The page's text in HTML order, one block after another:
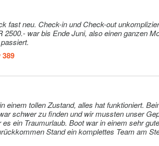
Extra
Extra
1850–1850€
Buchung)
Extra
150€ (pro
fast neu. Check-in und Check-out
tollen Zustand, alles hat funktioniert. Beim Start
schwer zu finden und wir mussten unser
ein Traumurlaub. Boot war in einem sehr
Stand ein komplettes Team am
völlig problemlos. Wir sind sehr begeistert.